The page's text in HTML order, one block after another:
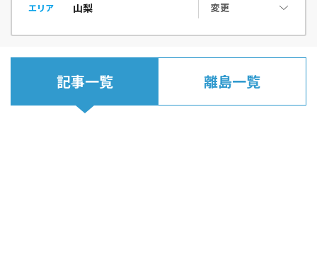
エリア 変更
記事一覧 離島一覧